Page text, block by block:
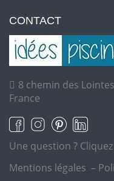
CONTACT
8 chemin des
France
Une question ?
Mentions légales –